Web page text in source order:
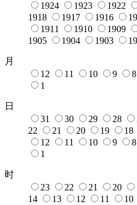
1924
1923 1922
1918
1917 1916
1911
1910 1909
1905
1904 1903
月
12
11 10 9 8
1
日
31
30 29 28
22
21 20 19 18
12
11 10 9 8
1
时
23
22 21 20
14
13 12 11 10